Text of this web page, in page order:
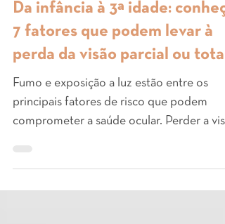
9 de abr. de 2019
4 min de leitura
Da infância à 3ª idade:
7 fatores que podem levar à
perda da visão parcial ou total
Fumo e exposição a luz estão entre os
principais fatores de risco que podem